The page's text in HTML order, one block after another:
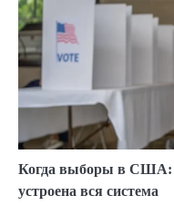
Когда выборы в США:
устроена вся система